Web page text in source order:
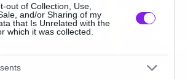
out of Collection, Use,
and/or Sharing of my
that Is Unrelated with the
which it was collected.